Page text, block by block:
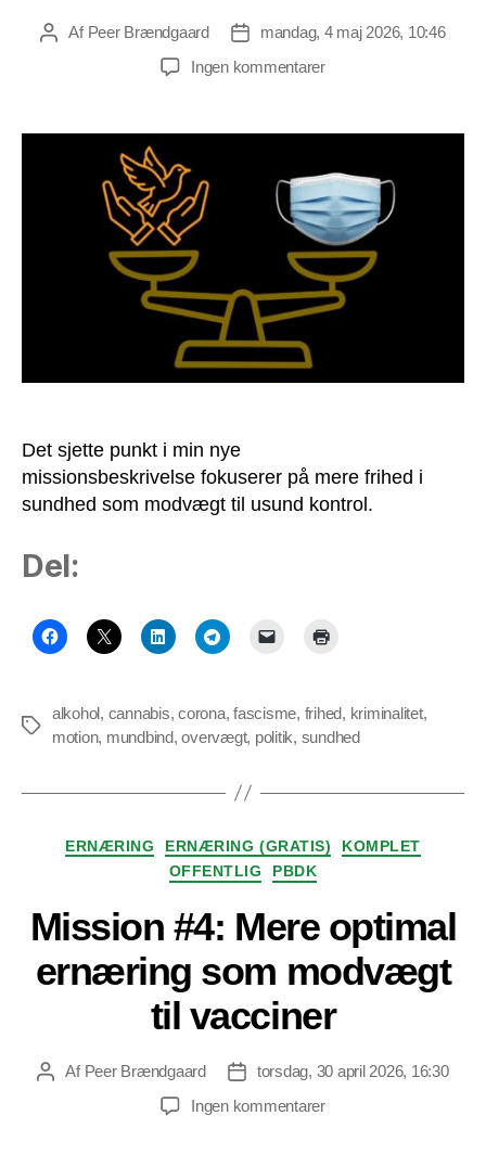
Indlægsforfatter
Af Peer Brændgaard Indlægsdato
mandag, 4 maj 2026, 10:46
Ingen kommentarertil
Mere
i
sundhed
som
modvægt
til
usund
Det sjette punkt i min nye
missionsbeskrivelse fokuserer på mere frihed i
sundhed som modvægt til usund kontrol.
Del:
Tags
alkohol, cannabis,corona,fascisme, frihed, kriminalitet,
motion, mundbind,overvægt, politik, sundhed
Kategorier
ERNÆRING ERNÆRING (GRATIS)
KOMPLET
OFFENTLIG
PBDK
Mission #4: Mere optimal
ernæring som modvægt
til vacciner
Indlægsforfatter
Af Peer Brændgaard Indlægsdato
torsdag, 30 april 2026, 16:30
Ingen kommentarertil